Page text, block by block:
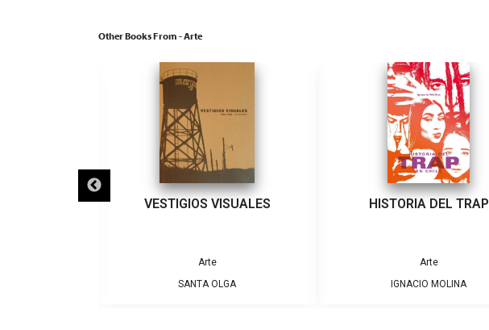
Other Books From - Arte
VESTIGIOS VISUALES
Arte
SANTA OLGA
HISTORIA DEL TRAP
Arte
IGNACIO MOLINA